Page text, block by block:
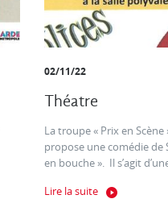
02/11/22
Théatre
La troupe « Prix en
propose une comédie de
en bouche ». Il s’agit
Lire la suite